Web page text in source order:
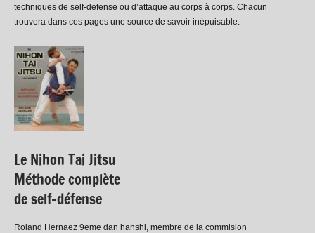
techniques de self-defense ou d’attaque au corps à corps. Chacun
trouvera dans ces pages une source de savoir inépuisable.
Le Nihon Tai Jitsu
Méthode complète
de self-défense
Roland Hernaez 9eme dan hanshi, membre de la commision